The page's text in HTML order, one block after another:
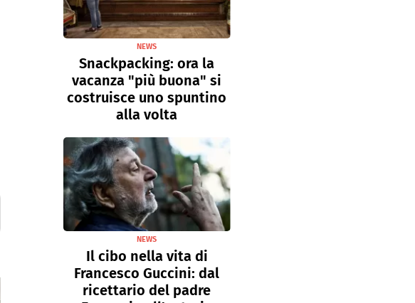
NEWS
Snackpacking: ora la
vacanza "più buona" si
costruisce uno spuntino
alla volta
NEWS
Il cibo nella vita di
Francesco Guccini: dal
ricettario del padre